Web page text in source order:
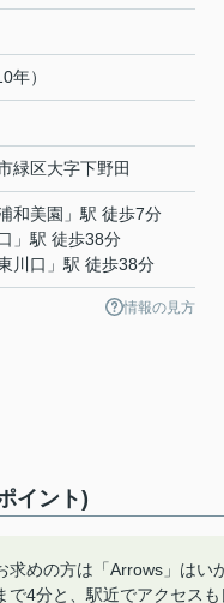
年）
緑区大字下野田
和美園 」駅 徒歩7分
」駅 徒歩38分
川口 」駅 徒歩38分
情報の見方
イント)
求めの方は「Arrows」は
4分と、駅近でアクセス